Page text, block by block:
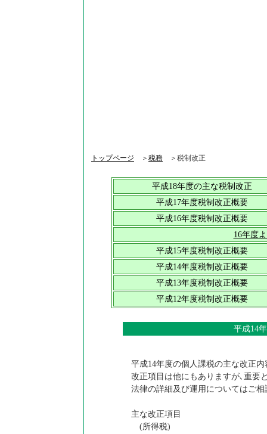
トップページ ＞ 税務 ＞税制改正
平成18年度の主な税制改正
平成17年度税制改正概要
平成16年度税制改正概要
16年度
平成15年度税制改正概要
平成14年度税制改正概要
平成13年度税制改正概要
平成12年度税制改正概要
平成14
平成14年度の個人課税の主な改正
改正項目は他にもありますが､重要
法律の詳細及び運用についてはご相
主な改正項目
(所得税)